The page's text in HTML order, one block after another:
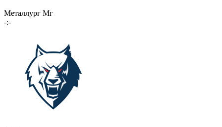
Металлург Мг
-:-